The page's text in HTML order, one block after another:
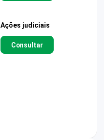
Ações judiciais
Consultar